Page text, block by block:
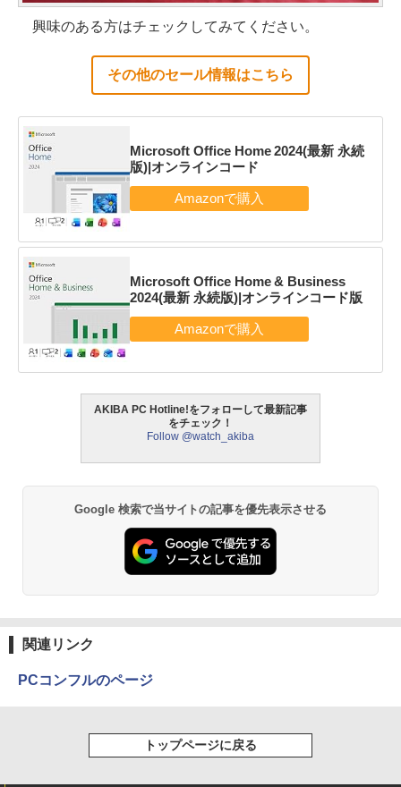
興味のある方はチェックしてみてください。
その他のセール情報はこちら
Microsoft Office Home 2024(最新 永続
版)|オンラインコード
Microsoft Office Home & Business
2024(最新 永続版)|オンラインコード版
AKIBA PC Hotline!をフォローして最新記事
をチェック！
Follow @watch_akiba
Google 検索で当サイトの記事を優先表示させる
関連リンク
PCコンフルのページ
トップページに戻る